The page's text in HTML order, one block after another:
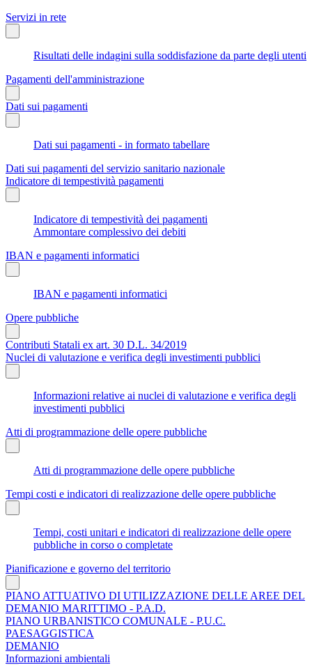
Servizi in rete
Risultati delle indagini sulla soddisfazione da parte degli utenti
Pagamenti dell'amministrazione
Dati sui pagamenti
Dati sui pagamenti - in formato tabellare
Dati sui pagamenti del servizio sanitario nazionale
Indicatore di tempestività pagamenti
Indicatore di tempestività dei pagamenti
Ammontare complessivo dei debiti
IBAN e pagamenti informatici
IBAN e pagamenti informatici
Opere pubbliche
Contributi Statali ex art. 30 D.L. 34/2019
Nuclei di valutazione e verifica degli investimenti pubblici
Informazioni relative ai nuclei di valutazione e verifica degli
investimenti pubblici
Atti di programmazione delle opere pubbliche
Atti di programmazione delle opere pubbliche
Tempi costi e indicatori di realizzazione delle opere pubbliche
Tempi, costi unitari e indicatori di realizzazione delle opere
pubbliche in corso o completate
Pianificazione e governo del territorio
PIANO ATTUATIVO DI UTILIZZAZIONE DELLE AREE DEL
DEMANIO MARITTIMO - P.A.D.
PIANO URBANISTICO COMUNALE - P.U.C.
PAESAGGISTICA
DEMANIO
Informazioni ambientali